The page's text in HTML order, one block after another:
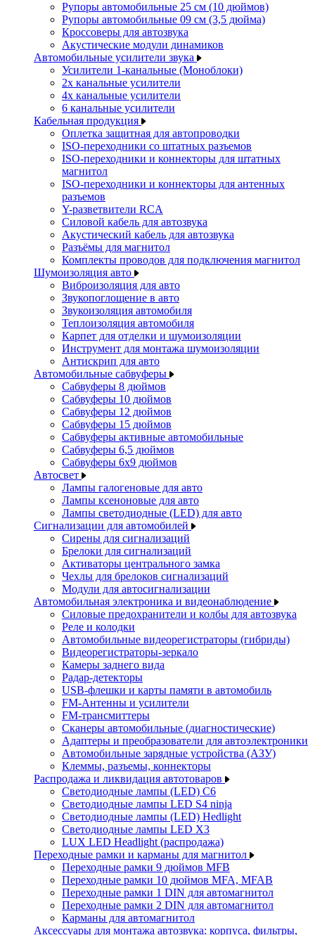
Рупоры автомобильные 25 см (10 дюймов)
Рупоры автомобильные 09 см (3,5 дюйма)
Кроссоверы для автозвука
Акустические модули динамиков
Автомобильные усилители звука
Усилители 1-канальные (Моноблоки)
2х канальные усилители
4х канальные усилители
6 канальные усилители
Кабельная продукция
Оплетка защитная для автопроводки
ISO-переходники со штатных разъемов
ISO-переходники и коннекторы для штатных
магнитол
ISO-переходники и коннекторы для антенных
разъемов
Y-разветвители RCA
Силовой кабель для автозвука
Акустический кабель для автозвука
Разъёмы для магнитол
Комплекты проводов для подключения магнитол
Шумоизоляция авто
Виброизоляция для авто
Звукопоглощение в авто
Звукоизоляция автомобиля
Теплоизоляция автомобиля
Карпет для отделки и шумоизоляции
Инструмент для монтажа шумоизоляции
Антискрип для авто
Автомобильные сабвуферы
Сабвуферы 8 дюймов
Сабвуферы 10 дюймов
Сабвуферы 12 дюймов
Сабвуферы 15 дюймов
Сабвуферы активные автомобильные
Сабвуферы 6,5 дюймов
Сабвуферы 6x9 дюймов
Автосвет
Лампы галогеновые для авто
Лампы ксеноновые для авто
Лампы светодиодные (LED) для авто
Сигнализации для автомобилей
Сирены для сигнализаций
Брелоки для сигнализаций
Активаторы центрального замка
Чехлы для брелоков сигнализаций
Модули для автосигнализации
Автомобильная электроника и видеонаблюдение
Силовые предохранители и колбы для автозвука
Реле и колодки
Автомобильные видеорегистраторы (гибриды)
Видеорегистраторы-зеркало
Камеры заднего вида
Радар-детекторы
USB-флешки и карты памяти в автомобиль
FM-Антенны и усилители
FM-трансмиттеры
Сканеры автомобильные (диагностические)
Адаптеры и преобразователи для автоэлектроники
Автомобильные зарядные устройства (АЗУ)
Клеммы, разъемы, коннекторы
Распродажа и ликвидация автотоваров
Светодиодные лампы (LED) C6
Светодиодные лампы LED S4 ninja
Светодиодные лампы (LED) Hedlight
Светодиодные лампы LED X3
LUX LED Headlight (распродажа)
Переходные рамки и карманы для магнитол
Переходные рамки 9 дюймов MFB
Переходные рамки 10 дюймов MFA, MFAB
Переходные рамки 1 DIN для автомагнитол
Переходные рамки 2 DIN для автомагнитол
Карманы для автомагнитол
Аксессуары для монтажа автозвука: корпуса, фильтры,